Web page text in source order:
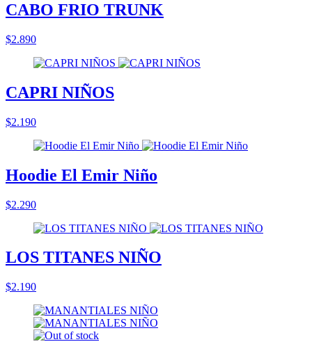
CABO FRIO TRUNK
$2.890
CAPRI NIÑOS
$2.190
Hoodie El Emir Niño
$2.290
LOS TITANES NIÑO
$2.190